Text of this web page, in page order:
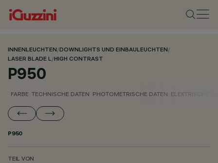
INNENLEUCHTEN/DOWNLIGHTS UND EINBAULEUCHTEN/
LASER BLADE L/HIGH CONTRAST
P950
FARBE TECHNISCHE DATEN PHOTOMETRISCHE DATEN ELEKTRISCHE
P950
TEIL VON